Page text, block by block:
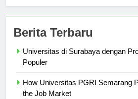
Universitas di Surabaya dengan
How Universitas PGRI Semarang